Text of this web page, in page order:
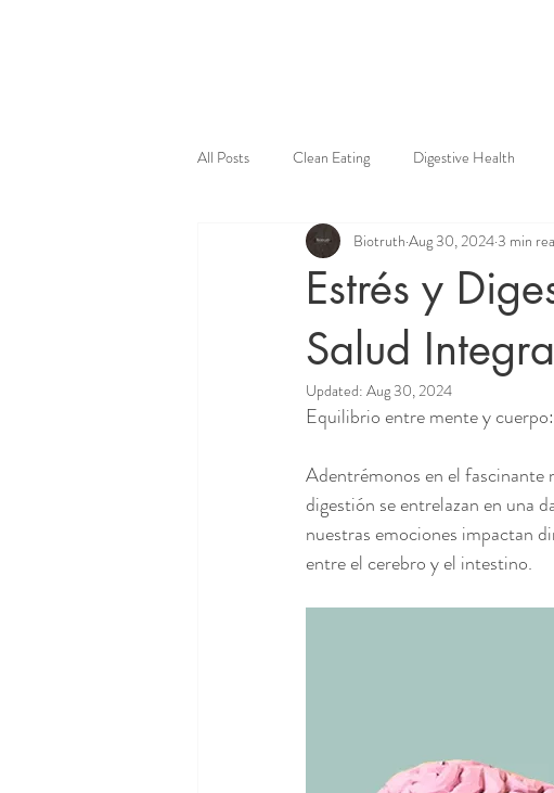
All Posts Clean Eating Digestive Health
Estrés y
Salud
Biotruth Aug 30, 20243 min
Updated: Aug 30, 2024
Equilibrio entre mente y cuerpo:
Adentrémonos en el fascinante
digestión se entrelazan en una
nuestras emociones impactan
entre el cerebro y el intestino.